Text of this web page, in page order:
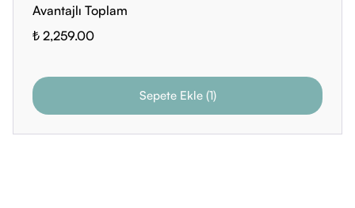
• Carbomer
• Xanthan Gum
• Ceramide EOP
• Fragrance (Parfum) [BI 735]
Avantajlı Toplam
₺ 2,259.00
Sepete Ekle(1)